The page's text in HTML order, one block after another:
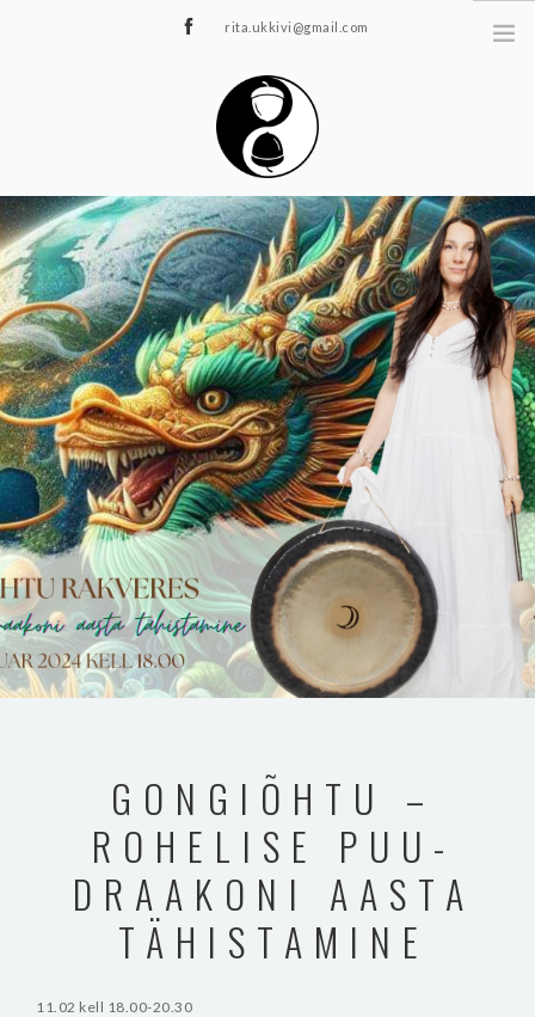
rita.ukkivi@gmail.com
STUUDIOST
TUNNIPLAAN
JOOGA/PILATES
TERAAPIA
ÜRITUSED
TIIMIDELE
GALERII
KONTAKT
GONGIÕHTU –
ROHELISE PUU-
DRAAKONI AASTA
TÄHISTAMINE
11.02 kell 18.00-20.30